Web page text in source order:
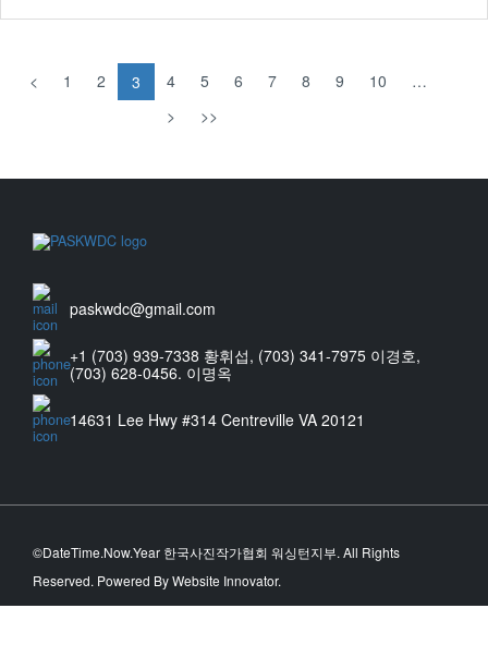
< 1 2 3 4 5 6 7 8 9 10
…
>
>>
paskwdc@gmail.com
+1 (703) 939-7338 황휘섭, (703) 341-7975 이경호,
(703) 628-0456. 이명옥
14631 Lee Hwy #314 Centreville VA 20121
©DateTime.Now.Year 한국사진작가협회 워싱턴지부. All Rights
Reserved. Powered By Website Innovator.